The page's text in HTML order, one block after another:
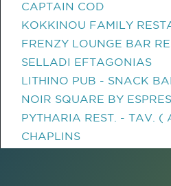
CAPTAIN COD
KOKKINOU FAMILY
FRENZY LOUNGE BAR
SELLADI EFTAGONIAS
LITHINO PUB - SNACK
NOIR SQUARE BY
PYTHARIA REST. - TAV. (
CHAPLINS